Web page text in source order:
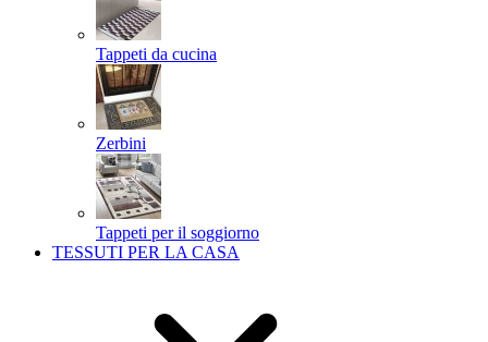
Tappeti da cucina
Zerbini
Tappeti per il soggiorno
TESSUTI PER LA CASA